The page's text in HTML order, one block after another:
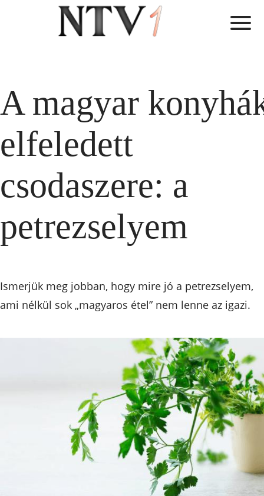
A magyar
elfeledett
csodaszere: a
petrezselyem
Ismerjük meg jobban, hogy mire jó a petrezselyem,
ami nélkül sok „magyaros étel” nem lenne az igazi.